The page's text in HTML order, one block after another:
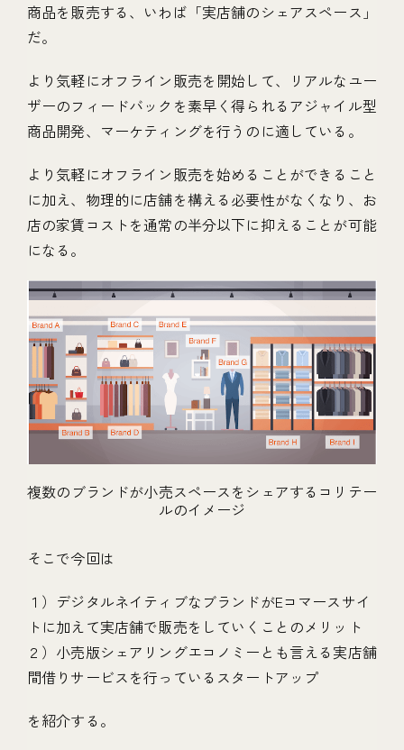
商品を販売する、いわば「実店舗のシェアスペース」
だ。
より気軽にオフライン販売を開始して、リアルなユー
ザーのフィードバックを素早く得られるアジャイル型
商品開発、マーケティングを行うのに適している。
より気軽にオフライン販売を始めることができること
に加え、物理的に店舗を構える必要性がなくなり、お
店の家賃コストを通常の半分以下に抑えることが可能
になる。
複数のブランドが小売スペースをシェアするコリテー
ルのイメージ
そこで今回は
１）デジタルネイティブなブランドがEコマースサイ
トに加えて実店舗で販売をしていくことのメリット
２）小売版シェアリングエコノミーとも言える実店舗
間借りサービスを行っているスタートアップ
を紹介する。